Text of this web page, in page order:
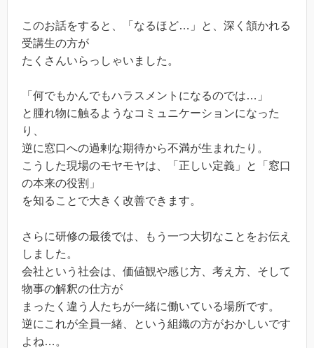
このお話をすると、「なるほど…」と、深く頷かれる
受講生の方が
たくさんいらっしゃいました。
「何でもかんでもハラスメントになるのでは…」
と腫れ物に触るようなコミュニケーションになった
り、
逆に窓口への過剰な期待から不満が生まれたり。
こうした現場のモヤモヤは、「正しい定義」と「窓口
の本来の役割」
を知ることで大きく改善できます。
さらに研修の最後では、もう一つ大切なことをお伝え
しました。
会社という社会は、価値観や感じ方、考え方、そして
物事の解釈の仕方が
まったく違う人たちが一緒に働いている場所です。
逆にこれが全員一緒、という組織の方がおかしいです
よね…。